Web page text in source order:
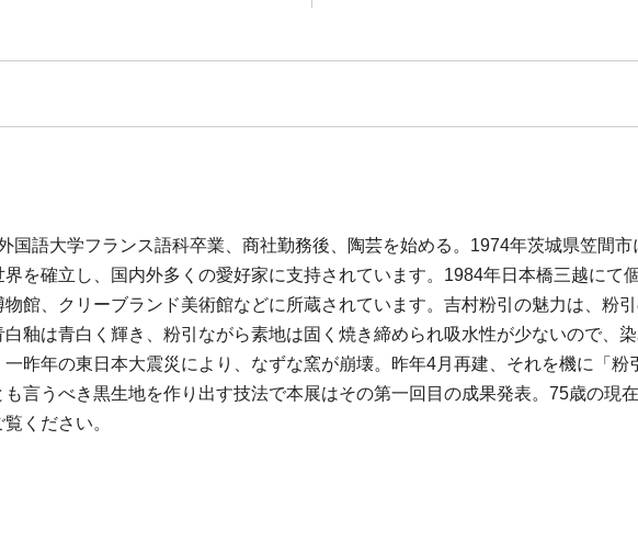
国語大学フランス語科卒業、商社勤務後、陶芸を始める。1974年茨城県笠間
を確立し、国内外多くの愛好家に支持されています。1984年日本橋三越にて
館、クリーブランド美術館などに所蔵されています。吉村粉引の魅力は、粉
釉は青白く輝き、粉引ながら素地は固く焼き締められ吸水性が少ないので、
昨年の東日本大震災により、なずな窯が崩壊。昨年4月再建、それを機に「
言うべき黒生地を作り出す技法で本展はその第一回目の成果発表。75歳の現
ください。